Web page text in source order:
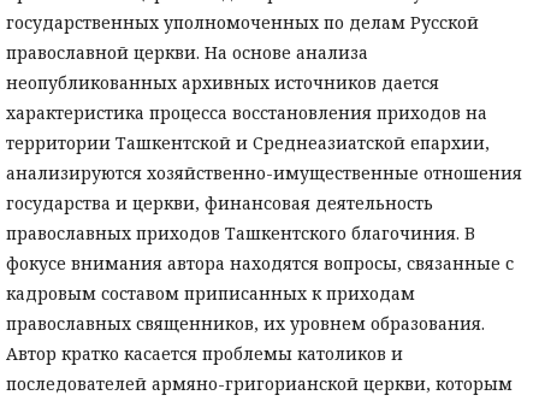
государственных уполномоченных по делам Русской
православной церкви. На основе анализа
неопубликованных архивных источников дается
характеристика процесса восстановления приходов на
территории Ташкентской и Среднеазиатской епархии,
анализируются хозяйственно-имущественные отношения
государства и церкви, финансовая деятельность
православных приходов Ташкентского благочиния. В
фокусе внимания автора находятся вопросы, связанные с
кадровым составом приписанных к приходам
православных священников, их уровнем образования.
Автор кратко касается проблемы католиков и
последователей армяно-григорианской церкви, которым